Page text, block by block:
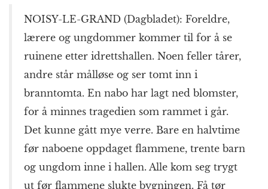
NOISY-LE-GRAND (Dagbladet): Foreldre,
lærere og ungdommer kommer til for å se
ruinene etter idrettshallen. Noen feller tårer,
andre står målløse og ser tomt inn i
branntomta. En nabo har lagt ned blomster,
for å minnes tragedien som rammet i går.
Det kunne gått mye verre. Bare en halvtime
før naboene oppdaget flammene, trente barn
og ungdom inne i hallen. Alle kom seg trygt
ut før flammene slukte bygningen. Få tør